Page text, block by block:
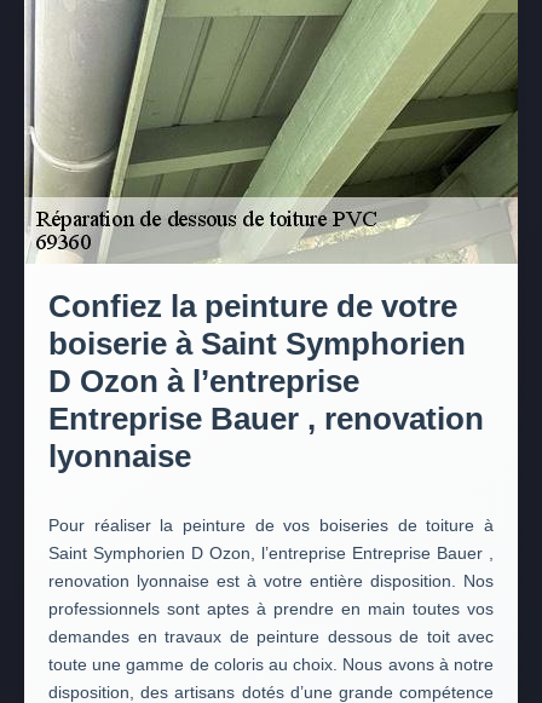
Confiez la peinture de votre
boiserie à Saint Symphorien
D Ozon à l’entreprise
Entreprise Bauer , renovation
lyonnaise
Pour réaliser la peinture de vos boiseries de toiture à
Saint Symphorien D Ozon, l’entreprise Entreprise Bauer ,
renovation lyonnaise est à votre entière disposition. Nos
professionnels sont aptes à prendre en main toutes vos
demandes en travaux de peinture dessous de toit avec
toute une gamme de coloris au choix. Nous avons à notre
disposition, des artisans dotés d’une grande compétence